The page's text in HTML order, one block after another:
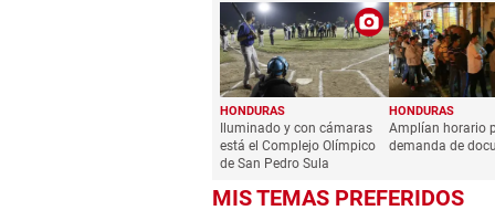
HONDURAS
Iluminado y con cámaras
está el Complejo Olímpico
de San Pedro Sula
HONDURAS
Amplían horario
demanda de
MIS TEMAS PREFERIDOS